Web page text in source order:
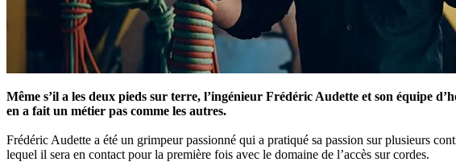
Même s’il a les deux pieds sur terre, l’ingénieur Frédéric Audette et son équipe
en a fait un métier pas comme les autres.
Frédéric Audette a été un grimpeur passionné qui a pratiqué sa passion sur plusieurs
lequel il sera en contact pour la première fois avec le domaine de l’accès sur cordes.